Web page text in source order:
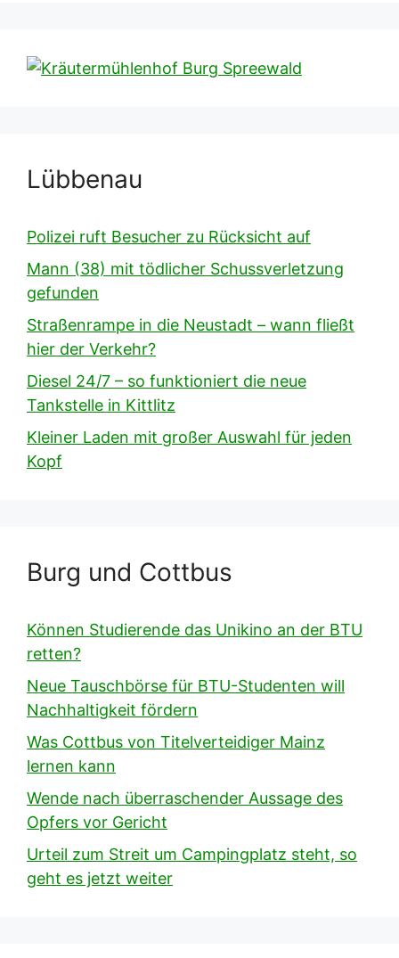
Lübbenau
Polizei ruft Besucher zu Rücksicht auf
Mann (38) mit tödlicher Schussverletzung
gefunden
Straßenrampe in die Neustadt – wann fließt
hier der Verkehr?
Diesel 24/7 – so funktioniert die neue
Tankstelle in Kittlitz
Kleiner Laden mit großer Auswahl für jeden
Kopf
Burg und Cottbus
Können Studierende das Unikino an der BTU
retten?
Neue Tauschbörse für BTU-Studenten will
Nachhaltigkeit fördern
Was Cottbus von Titelverteidiger Mainz
lernen kann
Wende nach überraschender Aussage des
Opfers vor Gericht
Urteil zum Streit um Campingplatz steht, so
geht es jetzt weiter